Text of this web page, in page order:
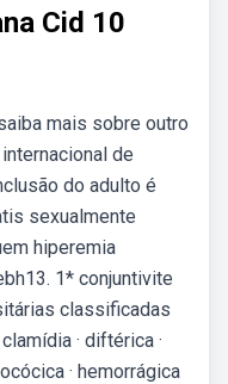
Cid 10
mais sobre outro
de
do adulto é
sexualmente
hiperemia
1* conjuntivite
classificadas
· diftérica ·
· hemorrágica